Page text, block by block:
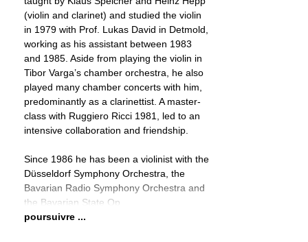
(violin and clarinet) and studied the violin
in 1979 with Prof. Lukas David in Detmold,
working as his assistant between 1983
and 1985. Aside from playing the violin in
Tibor Varga’s chamber orchestra, he also
played many chamber concerts with him,
predominantly as a clarinettist. A master-
class with Ruggiero Ricci 1981, led to an
intensive collaboration and friendship.
Since 1986 he has been a violinist with the
Düsseldorf Symphony Orchestra, the
Bavarian Radio Symphony Orchestra and
the Bavarian State Op
poursuivre ...